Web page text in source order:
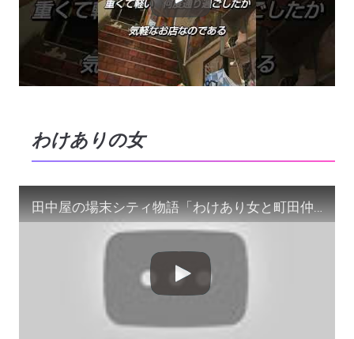
わけありの女
田中屋の場末シティ物語「わけあり女と町田仲見世を歩く」作/田中宏明 #shorts #わけありの女 #町田